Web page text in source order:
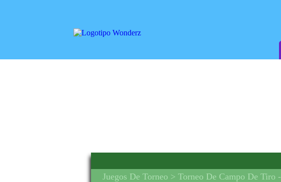
Juegos De Torneo > Torneo De Campo De Tiro -